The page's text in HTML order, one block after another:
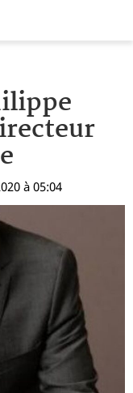
à 05:04